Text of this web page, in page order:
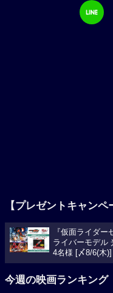
【プレゼントキャンペ
『仮面ライダ
ライバーモデル
4名様 [〆8/6(木)]
今週の映画ランキング